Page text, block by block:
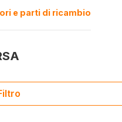
e parti di ricambio